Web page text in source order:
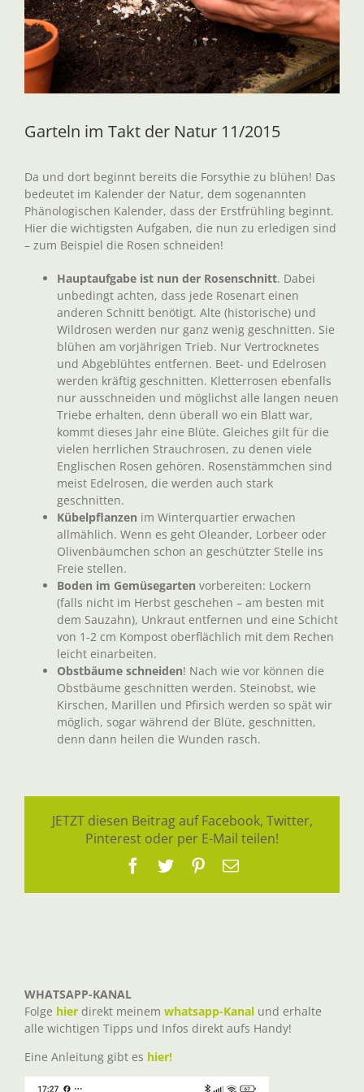
Garteln im Takt der Natur 11/2015
Da und dort beginnt bereits die Forsythie zu blühen! Das
bedeutet im Kalender der Natur, dem sogenannten
Phänologischen Kalender, dass der Erstfrühling beginnt.
Hier die wichtigsten Aufgaben, die nun zu erledigen sind
– zum Beispiel die Rosen schneiden!
Hauptaufgabe ist nun der Rosenschnitt. Dabei
unbedingt achten, dass jede Rosenart einen
anderen Schnitt benötigt. Alte (historische) und
Wildrosen werden nur ganz wenig geschnitten. Sie
blühen am vorjährigen Trieb. Nur Vertrocknetes
und Abgeblühtes entfernen. Beet- und Edelrosen
werden kräftig geschnitten. Kletterrosen ebenfalls
nur ausschneiden und möglichst alle langen neuen
Triebe erhalten, denn überall wo ein Blatt war,
kommt dieses Jahr eine Blüte. Gleiches gilt für die
vielen herrlichen Strauchrosen, zu denen viele
Englischen Rosen gehören. Rosenstämmchen sind
meist Edelrosen, die werden auch stark
geschnitten.
Kübelpflanzen im Winterquartier erwachen
allmählich. Wenn es geht Oleander, Lorbeer oder
Olivenbäumchen schon an geschützter Stelle ins
Freie stellen.
Boden im Gemüsegarten vorbereiten: Lockern
(falls nicht im Herbst geschehen – am besten mit
dem Sauzahn), Unkraut entfernen und eine Schicht
von 1-2 cm Kompost oberflächlich mit dem Rechen
leicht einarbeiten.
Obstbäume schneiden! Nach wie vor können die
Obstbäume geschnitten werden. Steinobst, wie
Kirschen, Marillen und Pfirsich werden so spät wir
möglich, sogar während der Blüte, geschnitten,
denn dann heilen die Wunden rasch.
JETZT diesen Beitrag auf Facebook, Twitter,
Pinterest oder per E-Mail teilen!
Facebook
TwitterPinterest
E-
WHATSAPP-KANAL
Folge hier direkt meinem whatsapp-Kanal und erhalte
alle wichtigen Tipps und Infos direkt aufs Handy!
Eine Anleitung gibt es hier!